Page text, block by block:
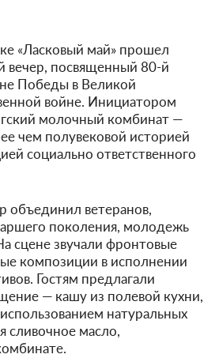
«Ласковый май» прошел
вечер, посвященный 80-й
Победы в Великой
войне. Инициатором
молочный комбинат —
чем полувековой историей
социально ответственного
объединил ветеранов,
поколения, молодежь
сцене звучали фронтовые
композиции в исполнении
Гостям предлагали
— кашу из полевой кухни,
натуральных
сливочное масло,